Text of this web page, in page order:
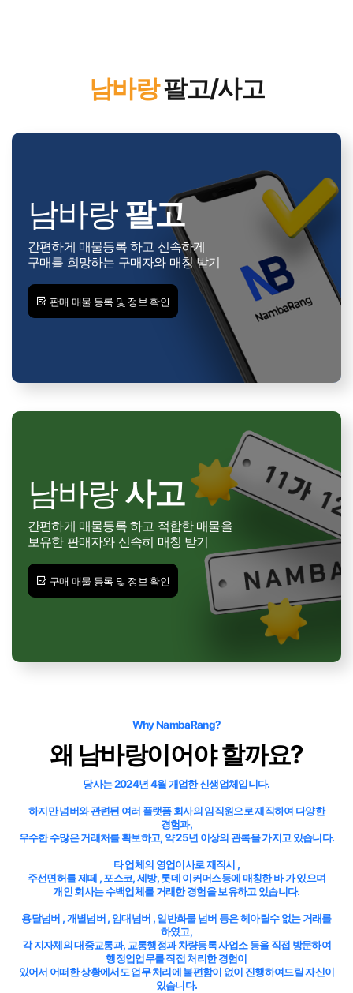
남바랑팔고/사고
남바랑팔고
간편하게 매물등록 하고 신속하게
구매를 희망하는 구매자와 매칭 받기
판매 매물 등록 및 정보 확인
남바랑사고
간편하게 매물등록 하고 적합한 매물을
보유한 판매자와 신속히 매칭 받기
구매 매물 등록 및 정보 확인
Why NambaRang?
왜 남바랑이어야 할까요?
당사는 2024년 4월 개업한 신생업체입니다.
하지만 넘버와 관련된 여러 플랫폼 회사의 임직원으로 재직하여 다양한
경험과,
우수한 수많은 거래처를 확보하고, 약 25년 이상의 관록을 가지고 있습니다.
타 업체의 영업이사로 재직시 ,
주선면허를 제떼 , 포스코, 세방, 롯데 이커머스등에 매칭한 바 가 있으며
개인 회사는 수백업체를 거래한 경험을 보유하고 있습니다.
용달넘버 , 개별넘버 , 임대넘버 , 일반화물 넘버 등은 헤아릴수 없는 거래를
하였고,
각 지자체의 대중교통과, 교통행정과 차량등록 사업소 등을 직접 방문하여
행정업업무를 직접 처리한 경험이
있어서 어떠한 상황에서도 업무 처리에 불편함이 없이 진행하여드릴 자신이
있습니다.